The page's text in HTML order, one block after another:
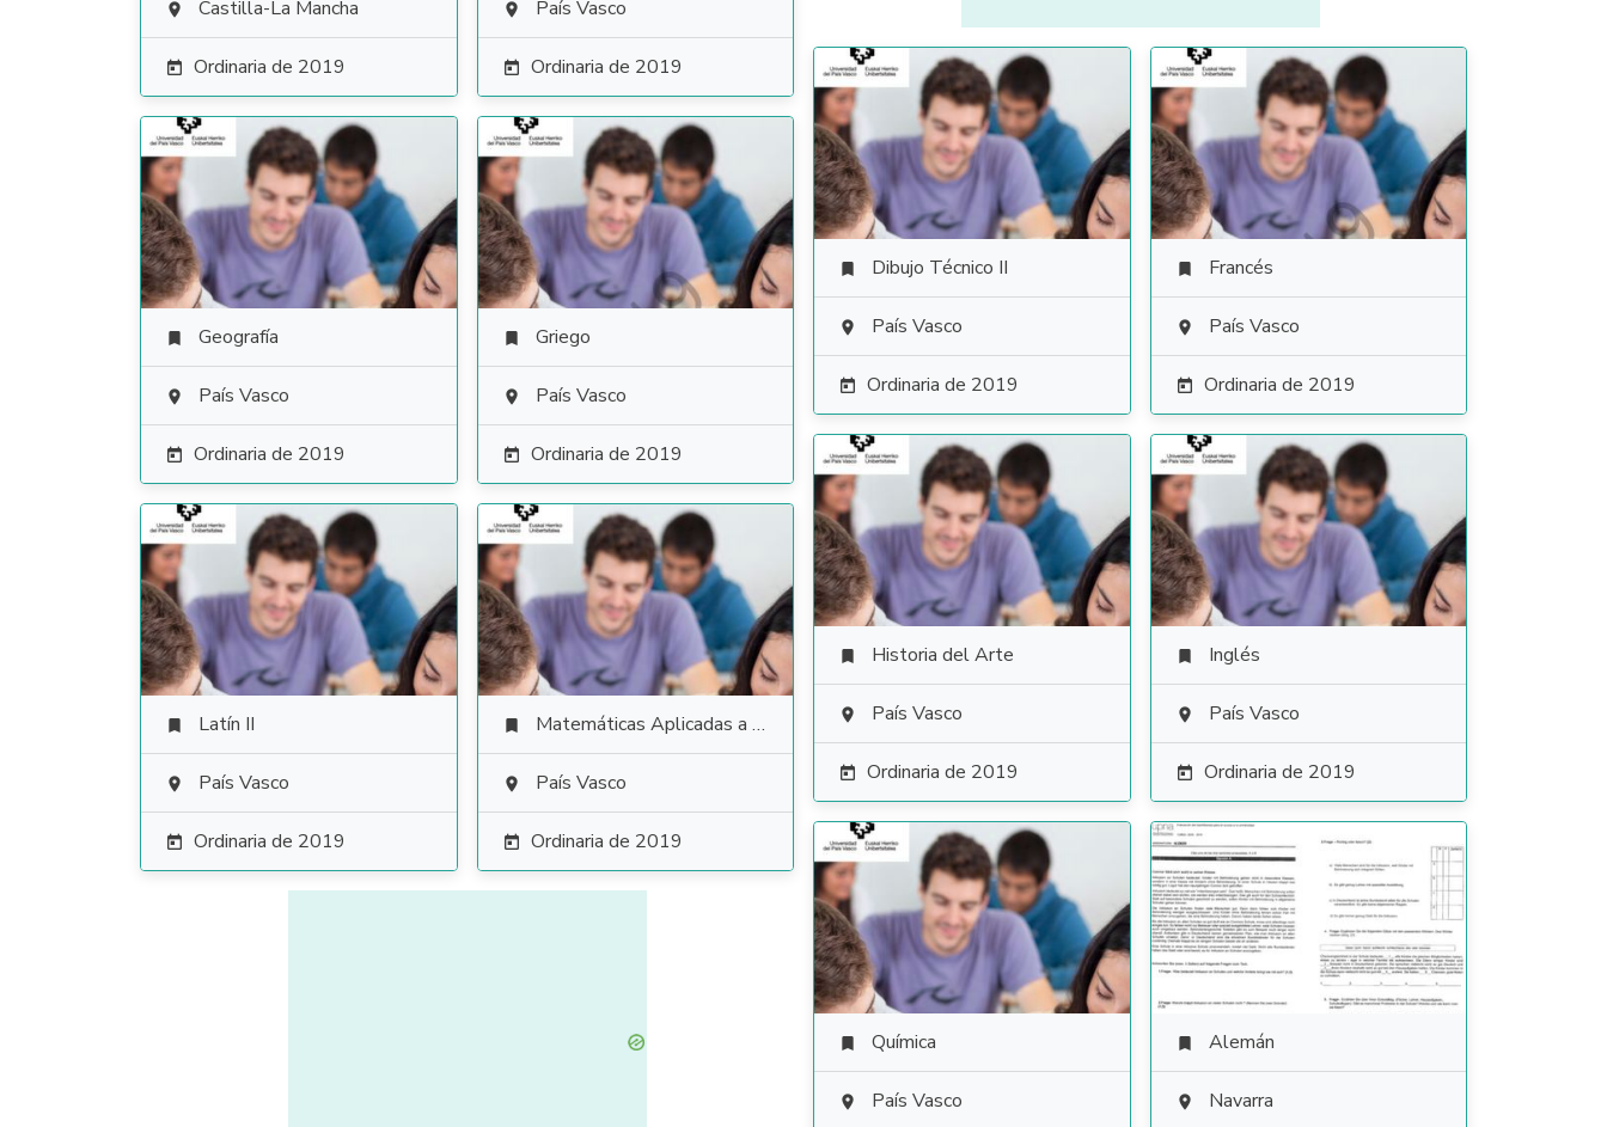
 Castilla-La Mancha
 Ordinaria de 2019
 País Vasco
 Ordinaria de 2019
 Dibujo Técnico II
 País Vasco
 Ordinaria de 2019
 Francés
 País Vasco
 Ordinaria de 2019
 Geografía
 País Vasco
 Ordinaria de 2019
 Griego
 País Vasco
 Ordinaria de 2019
 Historia del Arte
 País Vasco
 Ordinaria de 2019
 Inglés
 País Vasco
 Ordinaria de 2019
 Latín II
 País Vasco
 Ordinaria de 2019
 Matemáticas Aplicadas a las Ciencias Sociales
 País Vasco
 Ordinaria de 2019
 Química
 País Vasco
 Alemán
 Navarra